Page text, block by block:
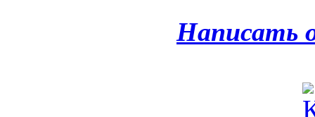
Написать